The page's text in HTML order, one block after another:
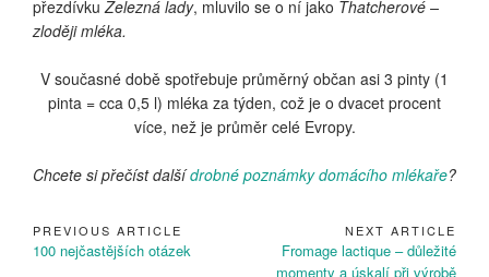
přezdívkuŽelezná lady, mluvilo se o ní jako Thatcherové –
zloději mléka.
V současné době spotřebuje průměrný občan asi 3 pinty (1
pinta = cca 0,5 l) mléka za týden, což je o dvacet procent
více, než je průměr celé Evropy.
Chcete si přečíst dalšídrobné poznámky domácího mlékaře?
Navigace
PREVIOUS ARTICLE
Previous
100 nejčastějších otázek
NEXT ARTICLE
Next
Article:
Fromage lactique – důležité
momenty a úskalí při výrobě